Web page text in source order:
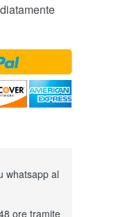
whatsapp al
ore tramite